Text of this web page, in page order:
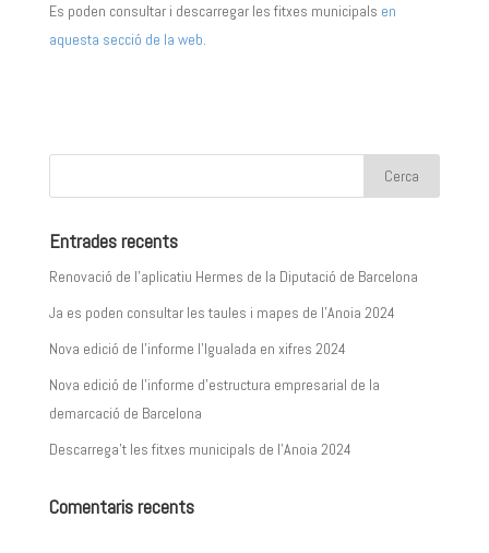
Es poden consultar i descarregar les fitxes municipals en
aquesta secció de la web.
Entrades recents
Renovació de l’aplicatiu Hermes de la Diputació de Barcelona
Ja es poden consultar les taules i mapes de l’Anoia 2024
Nova edició de l’informe l’Igualada en xifres 2024
Nova edició de l’informe d’estructura empresarial de la
demarcació de Barcelona
Descarrega’t les fitxes municipals de l’Anoia 2024
Comentaris recents